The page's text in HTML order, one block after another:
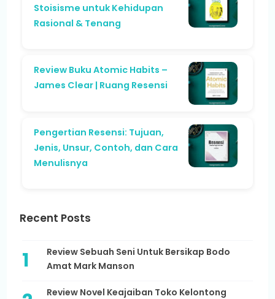
Stoisisme untuk Kehidupan
Rasional & Tenang
Review Buku Atomic Habits –
James Clear | Ruang Resensi
Pengertian Resensi: Tujuan,
Jenis, Unsur, Contoh, dan Cara
Menulisnya
Recent Posts
Review Sebuah Seni Untuk Bersikap Bodo
Amat Mark Manson
Review Novel Keajaiban Toko Kelontong